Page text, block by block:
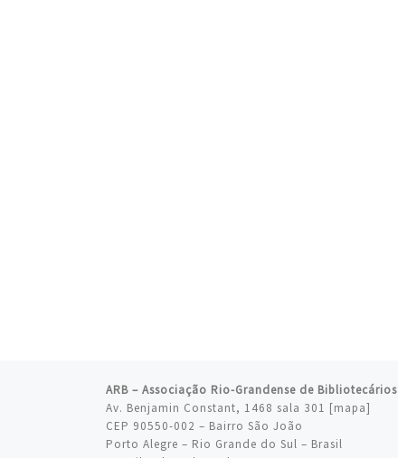
ARB – Associação Rio-Grandense de Bibliotecários
Av. Benjamin Constant, 1468 sala 301 [mapa]
CEP 90550-002 – Bairro São João
Porto Alegre – Rio Grande do Sul – Brasil